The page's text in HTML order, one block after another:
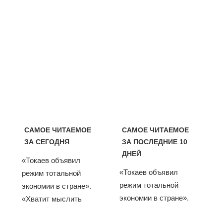
САМОЕ ЧИТАЕМОЕ
ЗА СЕГОДНЯ
«Токаев объявил
режим тотальной
экономии в стране».
«Хватит мыслить
САМОЕ ЧИТАЕМОЕ
ЗА ПОСЛЕДНИЕ 10
ДНЕЙ
«Токаев объявил
режим тотальной
экономии в стране».